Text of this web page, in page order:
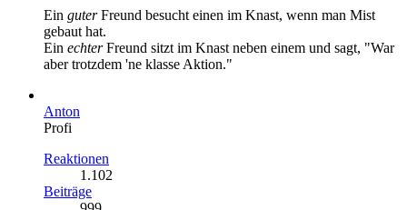
Ein guterFreund besucht einen im Knast, wenn man Mist
gebaut hat.
Ein echterFreund sitzt im Knast neben einem und sagt, "War
aber trotzdem 'ne klasse Aktion."
Anton
Profi
Reaktionen
1.102
Beiträge